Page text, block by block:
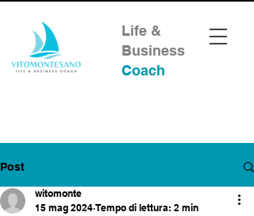
Life &
Business
Coach
Post
witomonte
15 mag 2024 Tempo di lettura: 2 min